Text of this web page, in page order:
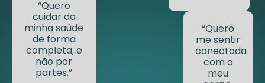
“Quero
cuidar da
minha saúde
de forma
completa, e
não por
partes.”
“Quero
me sentir
conectada
com o
meu